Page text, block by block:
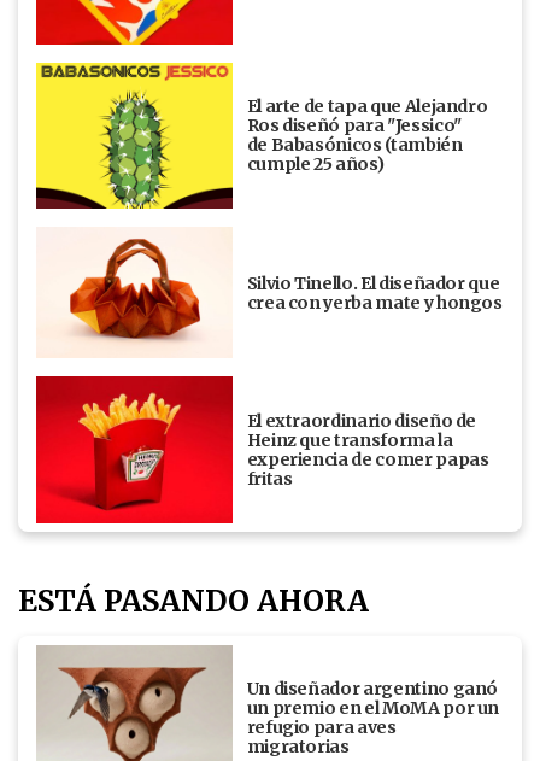
El arte de tapa que Alejandro
Ros diseñó para "Jessico"
de Babasónicos (también
cumple 25 años)
Silvio Tinello. El diseñador que
crea con yerba mate y hongos
El extraordinario diseño de
Heinz que transforma la
experiencia de comer papas
fritas
ESTÁ PASANDO AHORA
Un diseñador argentino ganó
un premio en el MoMA por un
refugio para aves
migratorias